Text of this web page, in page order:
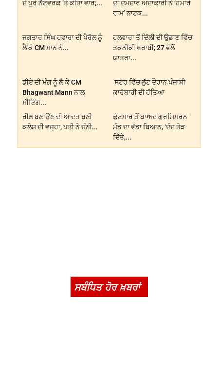
ਦੇ ਪੂਰੇ ਨੈੱਟਵਰਕ ’ਤੇ ਕੀਤਾ ਵਾਰ;...
ਦੀ ਦਮਦਾਰ ਅਦਾਕਾਰੀ ਨੇ ‘ਹਮਾਰੇ
ਰਾਮ’ ਨਾਟਕ...
ਜਗਤਾਰ ਸਿੰਘ ਹਵਾਰਾ ਦੀ ਪੈਰੋਲ ਨੂੰ
ਲੈ ਕੇ CM ਮਾਨ ਨੇ...
ਹਲਵਾਰਾ ਤੋਂ ਦਿੱਲੀ ਦੀ ਉਡਾਣ ਵਿੱਚ
ਤਕਨੀਕੀ ਖਰਾਬੀ; 27 ਵੱਲੋਂ
ਯਾਤਰਾ...
ਡੀਏ ਦੀ ਮੰਗ ਨੂੰ ਲੈ ਕੇ CM
Bhagwant Mann ਨਾਲ
ਮੀਟਿੰਗ...
ਸਟੋਰ ਵਿੱਚ ਲੁੱਟ ਦੌਰਾਨ ਪੰਜਾਬੀ
ਕਾਰੋਬਾਰੀ ਦੀ ਹੱਤਿਆ
ਰੀਲ ਬਣਾਉਣ ਦੀ ਆਦਤ ਬਣੀ
ਕਲੇਸ਼ ਦੀ ਵਜ੍ਹਾ, ਪਤੀ ਨੇ ਚੁੰਨੀ...
ਕੁੱਟਮਾਰ ਤੋਂ ਬਾਅਦ ਗੁਰਸਿਮਰਨ
ਮੰਡ ਦਾ ਵੱਡਾ ਬਿਆਨ, ‘ਦੰਦ ਤੋੜ
ਦਿੱਤੇ,...
ਸਬੰਧਿਤ ਹੋਰ ਖ਼ਬਰਾਂ